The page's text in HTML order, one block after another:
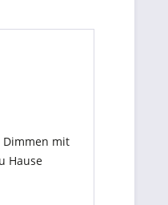
Dimmen mit
Hause